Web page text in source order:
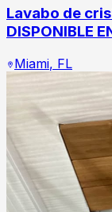
Lavabo de
DISPONIBLE
Miami, FL